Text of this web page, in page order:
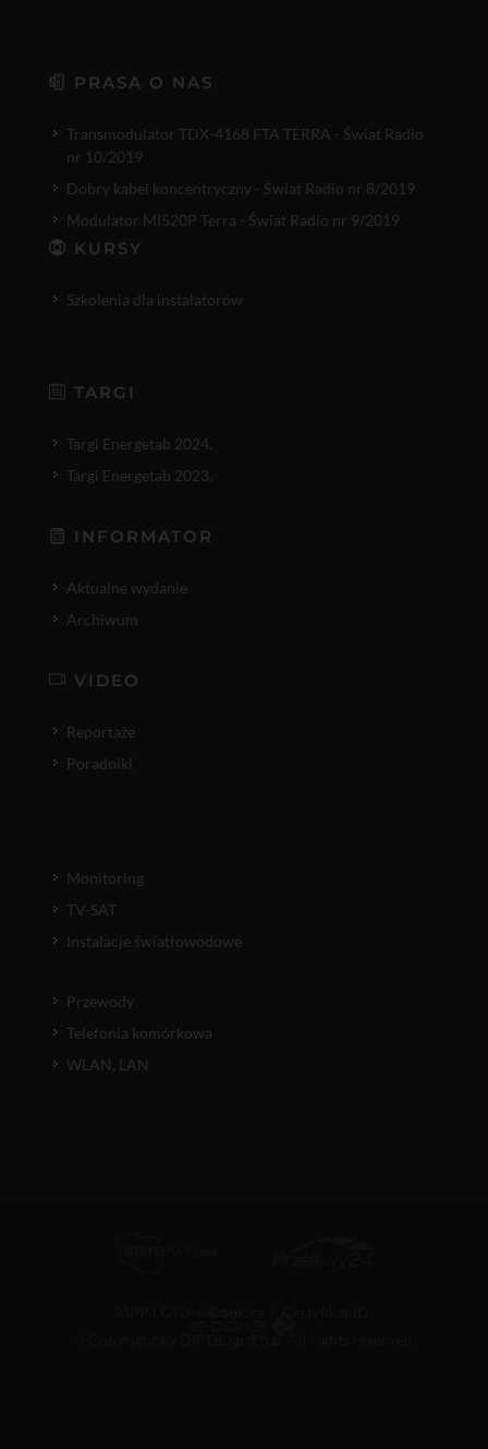
PRASA O NAS
Transmodulator TDX-4168 FTA TERRA - Świat Radio
nr 10/2019
Dobry kabel koncentryczny - Świat Radio nr 8/2019
Modulator MI520P Terra - Świat Radio nr 9/2019
KURSY
Szkolenia dla instalatorów
TARGI
Targi Energetab 2024.
Targi Energetab 2023.
INFORMATOR
Aktualne wydanie
Archiwum
VIDEO
Reportaże
Poradniki
Monitoring
TV-SAT
Instalacje światłowodowe
Przewody
Telefonia komórkowa
WLAN, LAN